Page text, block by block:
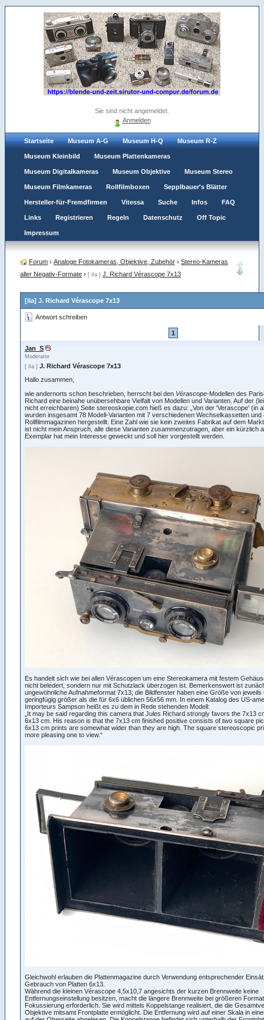
Sie sind nicht angemeldet.
Anmelden
Startseite Museum A-G Museum H-Q Museum R-Z
Museum Kleinbild Museum Plattenkameras
Museum Digitalkameras Museum Objektive Museum Stereo
Museum Filmkameras Rollfilmboxen Sepplbauer's Blätter
Hersteller-für-Fremdfirmen Vitessa Suche Infos FAQ
Links Registrieren Regeln Datenschutz Off Topic
Impressum
Forum › Analoge Fotokameras, Objektive, Zubehör › Stereo-Kameras
aller Negativ-Formate › [ iIa ] J. Richard Vérascope 7x13
[iIa] J. Richard Vérascope 7x13
Antwort schreiben
1
Jan_S
Moderator
[ iIa ] J. Richard Vérascope 7x13
Hallo zusammen,
wie andernorts schon beschrieben, herrscht bei den Vérascope-Modellen des
Richard eine beinahe unübersehbare Vielfalt von Modellen und Varianten. Auf der
nicht erreichbaren) Seite stereoskopie.com hieß es dazu: „Von der 'Verascope' (in
wurden insgesamt 78 Modell-Varianten mit 7 verschiedenen Wechselkassetten
Rollfilmmagazinen hergestellt. Eine Zahl wie sie kein zweites Fabrikat auf dem
ist nicht mein Anspruch, alle diese Varianten zusammenzutragen, aber ein kürzlich
Exemplar hat mein Interesse geweckt und soll hier vorgestellt werden.
Es handelt sich wie bei allen Vérascopen um eine Stereokamera mit festem
nicht beledert, sondern nur mit Schutzlack überzogen ist. Bemerkenswert ist
ungewöhnliche Aufnahmeformat 7x13; die Bildfenster haben eine Größe von jeweils
geringfügig größer als die für 6x6 üblichen 56x56 mm. In einem Katalog des US-
Importeurs Sampson heißt es zu dem in Rede stehenden Modell:
„It may be said regarding this camera that Jules Richard strongly favors the 7x13
6x13 cm. His reason is that the 7x13 cm finished positive consists of two square
6x13 cm prints are somewhat wider than they are high. The square stereoscopic
more pleasing one to view.“
Gleichwohl erlauben die Plattenmagazine durch Verwendung entsprechender
Gebrauch von Platten 6x13.
Während die kleinen Vérascope 4,5x10,7 angesichts der kurzen Brennweite keine
Entfernungseinstellung besitzen, macht die längere Brennweite bei größeren
Fokussierung erforderlich. Sie wird mittels Koppelstange realisiert, die die
Objektive mitsamt Frontplatte ermöglicht. Die Entfernung wird auf einer Skala in